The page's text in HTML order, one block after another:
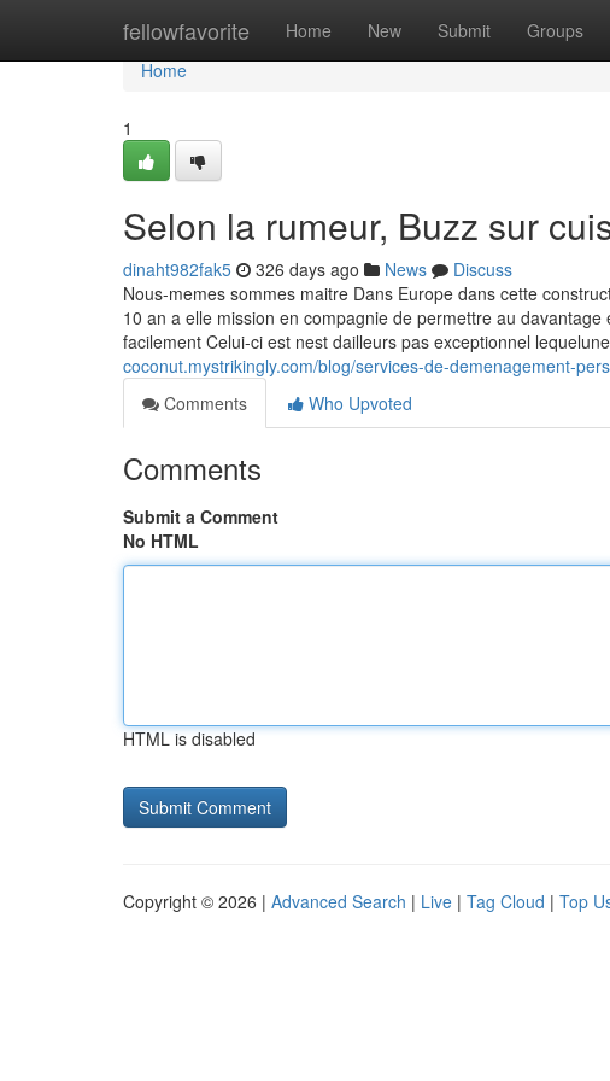
fellowfavorite Home New Submit Groups
Home
Home
1
Selon la rumeur, Buzz sur
dinaht982fak5 326 days ago News
Discuss
Nous-memes sommes maitre Dans Europe dans cette
10 an a elle mission en compagnie de permettre au
facilement Celui-ci est nest dailleurs pas exceptionnel
coconut.mystrikingly.com/blog/services-de-demenagement-
Comments
Who Upvoted
Comments
Submit a Comment
No HTML
HTML is disabled
Copyright © 2026 | Advanced Search | Live | Tag Cloud | Top